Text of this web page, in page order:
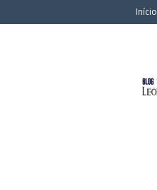
Início